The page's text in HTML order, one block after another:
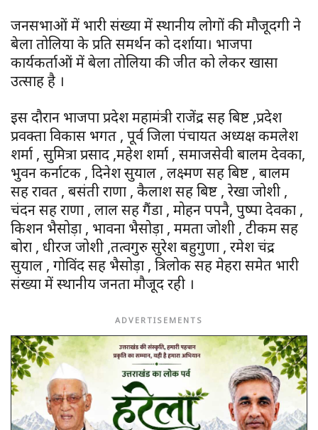
जनसभाओं में भारी संख्या में स्थानीय लोगों की मौजूदगी ने
बेला तोलिया के प्रति समर्थन को दर्शाया। भाजपा
कार्यकर्ताओं में बेला तोलिया की जीत को लेकर खासा
उत्साह है ।
इस दौरान भाजपा प्रदेश महामंत्री राजेंद्र सिंह बिष्ट ,प्रदेश
प्रवक्ता विकास भगत , पूर्व जिला पंचायत अध्यक्ष कमलेश
शर्मा , सुमित्रा प्रसाद ,महेश शर्मा , समाजसेवी बालम देवका,
भुवन कर्नाटक , दिनेश सुयाल , लक्ष्मण सिंह बिष्ट , बालम
सिंह रावत , बसंती राणा , कैलाश सिंह बिष्ट , रेखा जोशी ,
चंदन सिंह राणा , लाल सिंह गैंडा , मोहन पपनै, पुष्पा देवका ,
किशन भैसोड़ा , भावना भैसोड़ा , ममता जोशी , टीकम सिंह
बोरा , धीरज जोशी ,तत्वगुरु सुरेश बहुगुणा , रमेश चंद्र
सुयाल , गोविंद सिंह भैसोड़ा , त्रिलोक सिंह मेहरा समेत भारी
संख्या में स्थानीय जनता मौजूद रही ।
ADVERTISEMENTS